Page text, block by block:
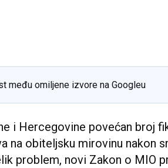
među omiljene izvore na Googleu
i Hercegovine povećan broj
na obiteljsku mirovinu nakon
problem, novi Zakon o MIO